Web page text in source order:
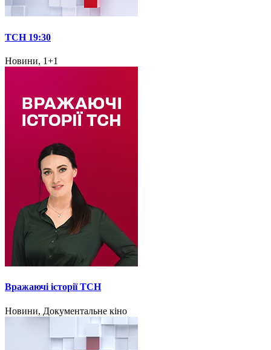
ТСН 19:30
Новини, 1+1
Вражаючі історії ТСН
Новини, Документальне кіно